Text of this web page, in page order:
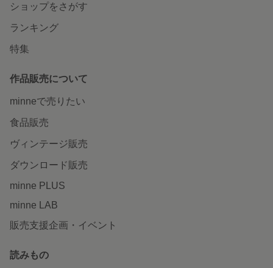
ショップをさがす
ランキング
特集
作品販売について
minneで売りたい
食品販売
ヴィンテージ販売
ダウンロード販売
minne PLUS
minne LAB
販売支援企画・イベント
読みもの